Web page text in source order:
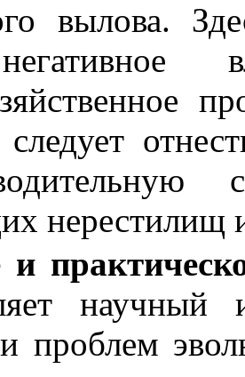
вылова.
нерестилищ
проблем